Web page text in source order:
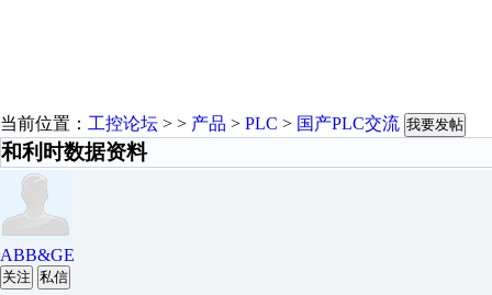
当前位置： 工控论坛 > > 产品 > PLC > 国产PLC交流 我要发帖
和利时数据资料
ABB&GE
关注 私信